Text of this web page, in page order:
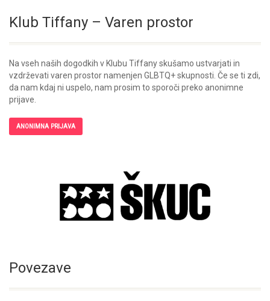
Klub Tiffany – Varen prostor
Na vseh naših dogodkih v Klubu Tiffany skušamo ustvarjati in
vzdrževati varen prostor namenjen GLBTQ+ skupnosti. Če se ti zdi,
da nam kdaj ni uspelo, nam prosim to sporoči preko anonimne
prijave.
ANONIMNA PRIJAVA
Povezave